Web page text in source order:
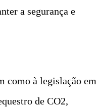
a segurança e
como à legislação em
de CO2,